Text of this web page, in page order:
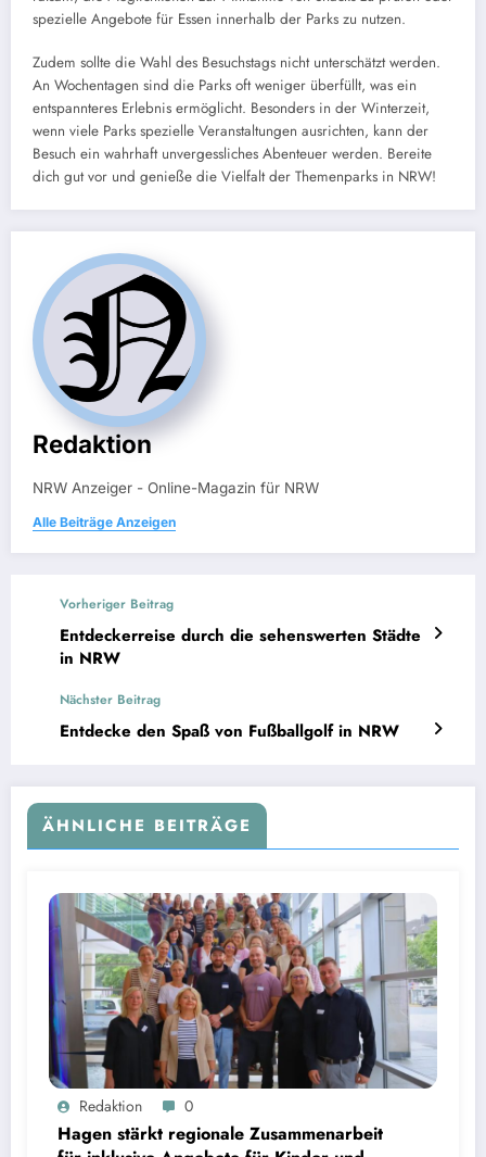
spezielle Angebote für Essen innerhalb der Parks zu nutzen.
Zudem sollte die Wahl des Besuchstags nicht unterschätzt werden.
An Wochentagen sind die Parks oft weniger überfüllt, was ein
entspannteres Erlebnis ermöglicht. Besonders in der Winterzeit,
wenn viele Parks spezielle Veranstaltungen ausrichten, kann der
Besuch ein wahrhaft unvergessliches Abenteuer werden. Bereite
dich gut vor und genieße die Vielfalt der Themenparks in NRW!
Redaktion
NRW Anzeiger - Online-Magazin für NRW
Alle Beiträge Anzeigen
Vorheriger Beitrag
Entdeckerreise durch die sehenswerten Städte
in NRW
Nächster Beitrag
Entdecke den Spaß von Fußballgolf in NRW
ÄHNLICHE BEITRÄGE
Redaktion 0
Hagen stärkt regionale Zusammenarbeit